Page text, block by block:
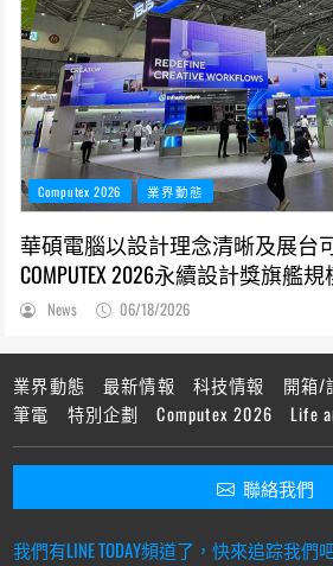
Computex 2026 業界動態
華碩電腦以設計理念清晰及展台
COMPUTEX 2026永續設計獎旗艦
News 06/18/2026
業界動態 最新情報 科技情報 開箱/
筆電
特別企劃 Computex 2026 Life
聯絡我們
我們有LINE TODAY頻道了，快來追踪我們